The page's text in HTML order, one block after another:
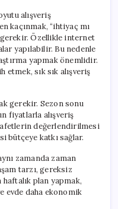
alışveriş
kaçınmak, “ihtiyaç mı
Özellikle internet
yapılabilir. Bu nedenle
yapmak önemlidir.
sık sık alışveriş
gerekir. Sezon sonu
fiyatlarla alışveriş
değerlendirilmesi
bütçeye katkı sağlar.
zamanda zaman
tarzı, gereksiz
plan yapmak,
evde daha ekonomik